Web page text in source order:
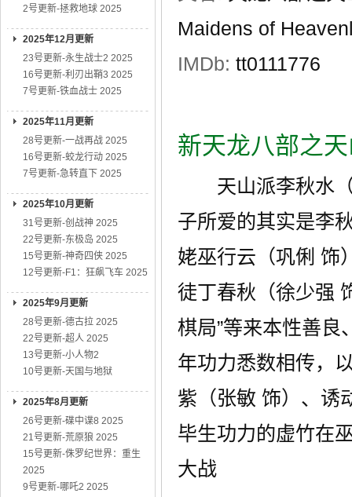
2号更新-拯救地球 2025
2025年12月更新
23号更新-永生战士2 2025
16号更新-利刃出鞘3 2025
7号更新-铁血战士 2025
2025年11月更新
28号更新-一战再战 2025
16号更新-蛟龙行动 2025
7号更新-急转直下 2025
2025年10月更新
31号更新-创战神 2025
22号更新-东极岛 2025
15号更新-神奇四侠 2025
12号更新-F1：狂飙飞车 2025
2025年9月更新
28号更新-德古拉 2025
22号更新-超人 2025
13号更新-小人物2
10号更新-天国与地狱
2025年8月更新
26号更新-碟中谍8 2025
21号更新-荒原狼 2025
15号更新-侏罗纪世界：重生
2025
9号更新-哪吒2 2025
Maidens of
IMDb: tt0111776
新天龙八部之
天山派李秋水（
子所爱的其实是李
姥巫行云（巩俐 饰
徒丁春秋（徐少强
棋局”等来本性善
年功力悉数相传，
紫（张敏 饰）、诱
毕生功力的虚竹在
大战